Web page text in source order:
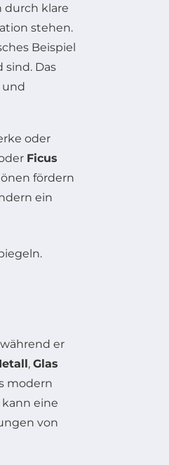
durch klare
stehen.
Beispiel
Das
und
oder
Ficus
fördern
ein
er
, Glas
modern
eine
von